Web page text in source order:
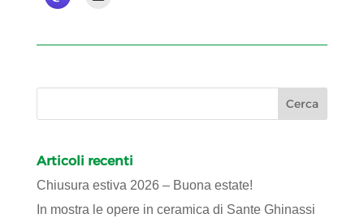
Articoli recenti
Chiusura estiva 2026 – Buona estate!
In mostra le opere in ceramica di Sante Ghinassi